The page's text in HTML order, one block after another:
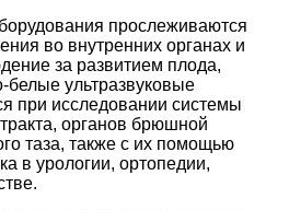
прослеживаются
во внутренних органах и
за развитием плода,
белые ультразвуковые
при исследовании системы
органов брюшной
таза, также с их помощью
в урологии, ортопедии,